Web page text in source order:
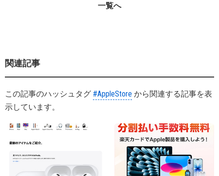
一覧へ
関連記事
この記事のハッシュタグ #AppleStore から関連する記事を表
示しています。